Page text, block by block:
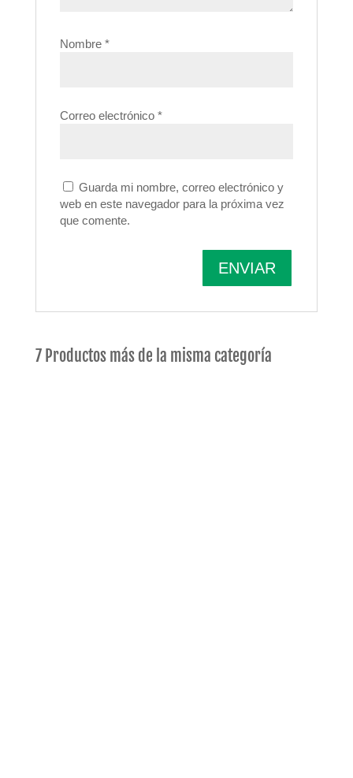
Nombre *
Correo electrónico *
Guarda mi nombre, correo electrónico y
web en este navegador para la próxima vez
que comente.
7 Productos más de la misma categoría